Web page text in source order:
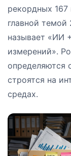
рекордных
главной темой
называет «ИИ
измерений».
определяются
строятся на
средах.